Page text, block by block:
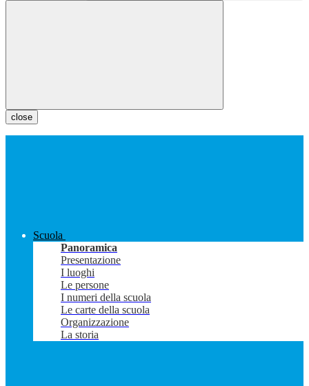
close
Scuola
Panoramica
Presentazione
I luoghi
Le persone
I numeri della scuola
Le carte della scuola
Organizzazione
La storia